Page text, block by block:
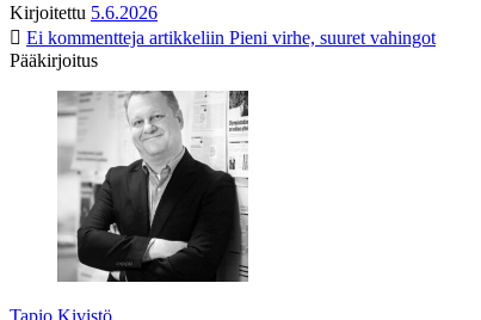
Kirjoitettu 5.6.2026
Ei kommentteja artikkeliin Pieni virhe, suuret vahingot
Pääkirjoitus
Tapio Kivistö